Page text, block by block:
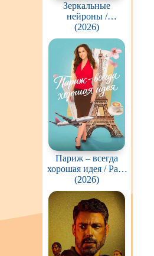
Зеркальные
нейроны /
Gonggapsepyo
(2026)
Париж – всегда
хорошая идея / Paris
Is Always A Good
Idea
(2026)